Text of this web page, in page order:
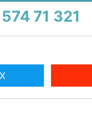
71 321